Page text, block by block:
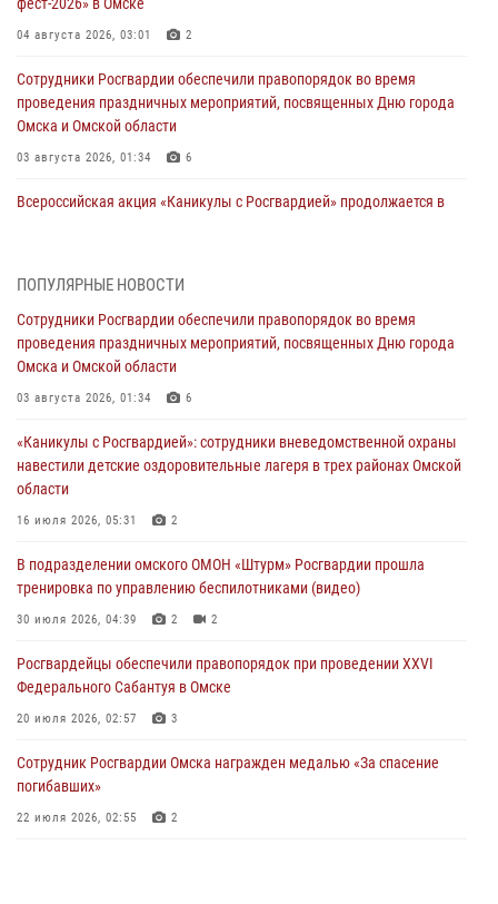
04 августа 2026, 03:01 2
Сотрудники Росгвардии обеспечили правопорядок во время
проведения праздничных мероприятий, посвященных Дню города
Омска и Омской области
03 августа 2026, 01:34 6
Всероссийская акция «Каникулы с Росгвардией» продолжается в
тренировка по управлению беспилотниками (видео)
30 июля 2026, 04:39 2
Росгвардия обеспечила безопасность уникального передвижного
29 июля 2026, 01:49
Росгвардейцы приняли участие в крестном ходе в День крещения
Руси в Омске
При содействии спецназа Росгвардии пресечены нарушения
миграционного законодательства в Омске (видео)
ПОПУЛЯРНЫЕ НОВОСТИ
Сотрудники Росгвардии обеспечили правопорядок во время
проведения праздничных мероприятий, посвященных Дню города
Омска и Омской области
03 августа 2026, 01:34 6
«Каникулы с Росгвардией»: сотрудники вневедомственной охраны
навестили детские оздоровительные лагеря в трех районах Омской
области
16 июля 2026, 05:31 2
В подразделении омского ОМОН «Штурм» Росгвардии прошла
тренировка по управлению беспилотниками (видео)
30 июля 2026, 04:39 2 2
Росгвардейцы обеcпечили правопорядок при проведении XXVI
Федерального Сабантуя в Омске
20 июля 2026, 02:57 3
Сотрудник Росгвардии Омска награжден медалью «За спасение
погибавших»
22 июля 2026, 02:55 2